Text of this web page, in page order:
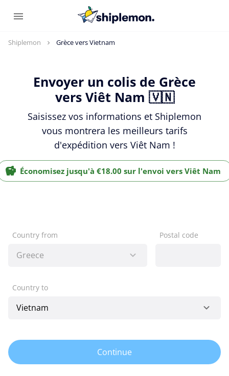
Shiplemon Grèce vers Vietnam
Envoyer un colis de Grèce
vers Viêt Nam 🇻🇳
Saisissez vos informations et Shiplemon
vous montrera les meilleurs tarifs
d'expédition vers Viêt Nam !
Économisez jusqu'à €18.00 sur l'envoi vers Viêt Nam
Country from Postal code
Country to
Continue